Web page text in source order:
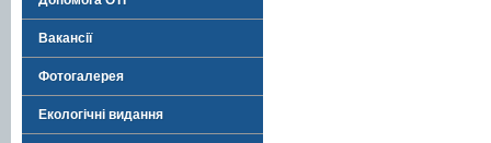
Вакансії
Фотогалерея
Екологічні видання